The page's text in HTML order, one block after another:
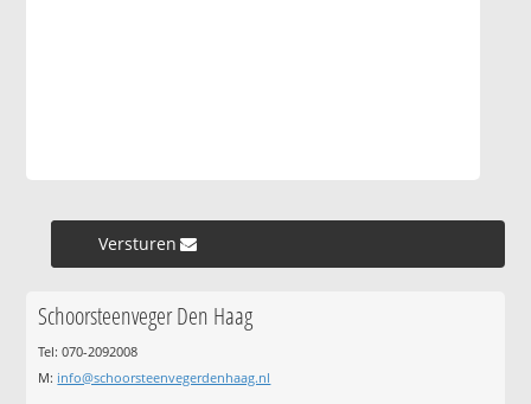
Versturen »
Schoorsteenveger Den Haag
Tel: 070-2092008
M: info@schoorsteenvegerdenhaag.nl